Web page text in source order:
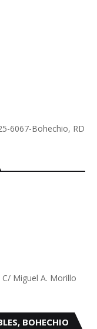
6067-Bohechio, RD
Miguel A. Morillo
BOHECHIO